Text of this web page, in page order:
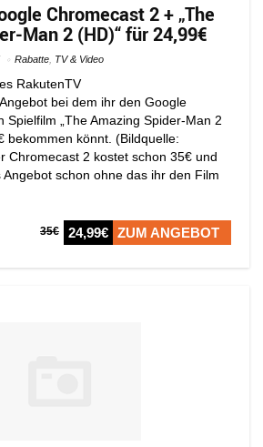
Chromecast 2 + „The
Man 2 (HD)“ für 24,99€
Rabatte TV & Video
RakutenTV
bei dem ihr den Google
Spielfilm „The Amazing Spider-Man 2
bekommen könnt. (Bildquelle:
Chromecast 2 kostet schon 35€ und
schon ohne das ihr den Film
35€ 24,99€ ZUM ANGEBOT